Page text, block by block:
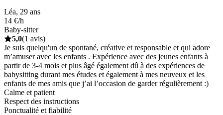
Léa, 29 ans
14 €/h
Baby-sitter
5,0(1 avis)
Je suis quelqu'un de spontané, créative et responsable et qui adore
m’amuser avec les enfants . Expérience avec des jeunes enfants à
partir de 3-4 mois et plus âgé également dû à des expériences de
babysitting durant mes études et également à mes neuveux et les
enfants de mes amis que j’ai l’occasion de garder régulièrement :)
Calme et patient
Respect des instructions
Ponctualité et fiabilité